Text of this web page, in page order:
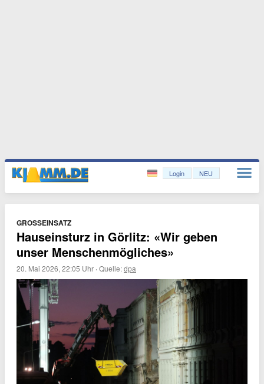
Login NEU
GROSSEINSATZ
Hauseinsturz in Görlitz: «Wir geben
unser Menschenmögliches»
20. Mai 2026, 22:05 Uhr ·Quelle:dpa